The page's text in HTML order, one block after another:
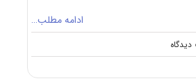
ادامه مطلب…
on
دانلود